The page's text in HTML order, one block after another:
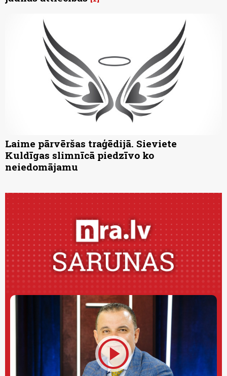
Laime pārvēršas traģēdijā. Sieviete
Kuldīgas slimnīcā piedzīvo ko
neiedomājamu
play_circle